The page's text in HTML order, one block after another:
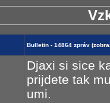
Bulletin - 14864 zpráv
Djaxi si sice
prijdete tak
umi.